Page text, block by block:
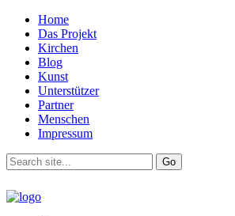
Home
Das Projekt
Kirchen
Blog
Kunst
Unterstützer
Partner
Menschen
Impressum